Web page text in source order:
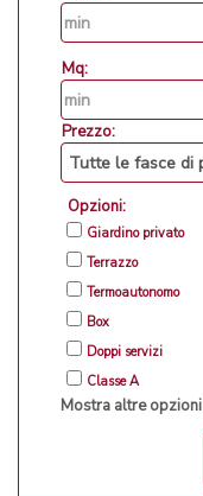
Mq:
Prezzo:
Opzioni:
Giardino privato
Terrazzo
Termoautonomo
Box
Doppi servizi
Classe A
Mostra altre opzioni